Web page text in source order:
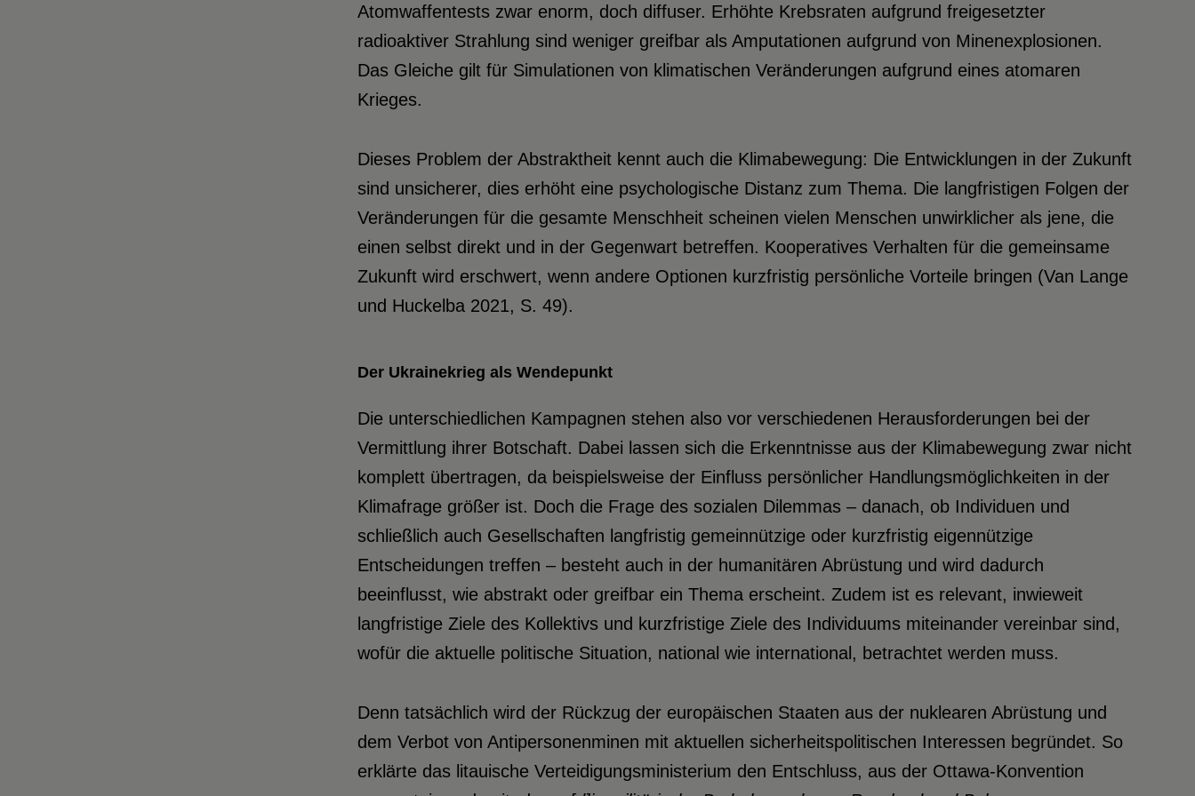
Atomwaffentests zwar enorm, doch diffuser. Erhöhte Krebsraten aufgrund freigesetzter
radioaktiver Strahlung sind weniger greifbar als Amputationen aufgrund von Minenexplosionen.
Das Gleiche gilt für Simulationen von klimatischen Veränderungen aufgrund eines atomaren
Krieges.
Dieses Problem der Abstraktheit kennt auch die Klimabewegung: Die Entwicklungen in der Zukunft
sind unsicherer, dies erhöht eine psychologische Distanz zum Thema. Die langfristigen Folgen der
Veränderungen für die gesamte Menschheit scheinen vielen Menschen unwirklicher als jene, die
einen selbst direkt und in der Gegenwart betreffen. Kooperatives Verhalten für die gemeinsame
Zukunft wird erschwert, wenn andere Optionen kurzfristig persönliche Vorteile bringen (Van Lange
und Huckelba 2021, S. 49).
Der Ukrainekrieg als Wendepunkt
Die unterschiedlichen Kampagnen stehen also vor verschiedenen Herausforderungen bei der
Vermittlung ihrer Botschaft. Dabei lassen sich die Erkenntnisse aus der Klimabewegung zwar nicht
komplett übertragen, da beispielsweise der Einfluss persönlicher Handlungsmöglichkeiten in der
Klimafrage größer ist. Doch die Frage des sozialen Dilemmas – danach, ob Individuen und
schließlich auch Gesellschaften langfristig gemeinnützige oder kurzfristig eigennützige
Entscheidungen treffen – besteht auch in der humanitären Abrüstung und wird dadurch
beeinflusst, wie abstrakt oder greifbar ein Thema erscheint. Zudem ist es relevant, inwieweit
langfristige Ziele des Kollektivs und kurzfristige Ziele des Individuums miteinander vereinbar sind,
wofür die aktuelle politische Situation, national wie international, betrachtet werden muss.
Denn tatsächlich wird der Rückzug der europäischen Staaten aus der nuklearen Abrüstung und
dem Verbot von Antipersonenminen mit aktuellen sicherheitspolitischen Interessen begründet. So
erklärte das litauische Verteidigungsministerium den Entschluss, aus der Ottawa-Konvention